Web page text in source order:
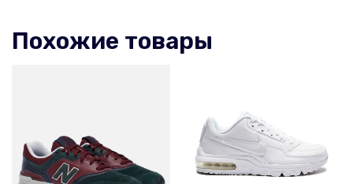
Похожие товары